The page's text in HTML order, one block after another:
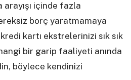
içinde fazla
borç yaratmamaya
kartı ekstrelerinizi sık sık
bir garip faaliyeti anında
böylece kendinizi